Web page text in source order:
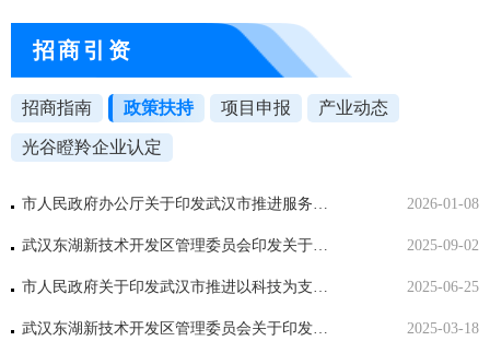
招商引资
招商指南 政策扶持 项目申报 产业动态
光谷瞪羚企业认定
市人民政府办公厅关于印发武汉市推进服务贸易高质量发展实施方案的通知 2026-01-08
武汉东湖新技术开发区管理委员会印发关于打造新时代创新创业高地若干措施的通知 2025-09-02
市人民政府关于印发武汉市推进以科技为支撑的高校师生创新创业若干措施的通知 2025-06-25
武汉东湖新技术开发区管理委员会关于印发东湖高新区加快促进软件和信息技术服务业创新发展的若干措施的通知 2025-03-18